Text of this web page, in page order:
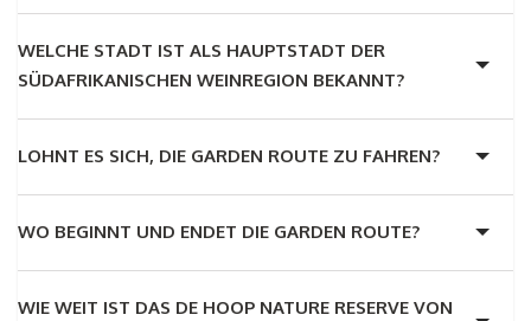
WELCHE STADT IST ALS HAUPTSTADT DER
SÜDAFRIKANISCHEN WEINREGION BEKANNT?
LOHNT ES SICH, DIE GARDEN ROUTE ZU FAHREN?
WO BEGINNT UND ENDET DIE GARDEN ROUTE?
WIE WEIT IST DAS DE HOOP NATURE RESERVE VON